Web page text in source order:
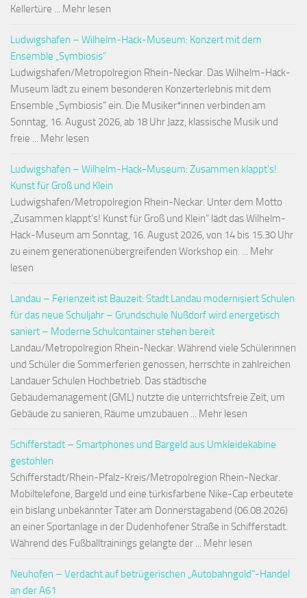
Kellertüre ... Mehr lesen
Ludwigshafen – Wilhelm-Hack-Museum: Konzert mit dem
Ensemble „Symbiosis“
Ludwigshafen/Metropolregion Rhein-Neckar. Das Wilhelm-Hack-
Museum lädt zu einem besonderen Konzerterlebnis mit dem
Ensemble „Symbiosis“ ein. Die Musiker*innen verbinden am
Sonntag, 16. August 2026, ab 18 Uhr Jazz, klassische Musik und
freie ... Mehr lesen
Ludwigshafen – Wilhelm-Hack-Museum: Zusammen klappt’s!
Kunst für Groß und Klein
Ludwigshafen/Metropolregion Rhein-Neckar. Unter dem Motto
„Zusammen klappt’s! Kunst für Groß und Klein“ lädt das Wilhelm-
Hack-Museum am Sonntag, 16. August 2026, von 14 bis 15.30 Uhr
zu einem generationenübergreifenden Workshop ein. ... Mehr
lesen
Landau – Ferienzeit ist Bauzeit: Stadt Landau modernisiert Schulen
für das neue Schuljahr – Grundschule Nußdorf wird energetisch
saniert – Moderne Schulcontainer stehen bereit
Landau/Metropolregion Rhein-Neckar. Während viele Schülerinnen
und Schüler die Sommerferien genossen, herrschte in zahlreichen
Landauer Schulen Hochbetrieb. Das städtische
Gebäudemanagement (GML) nutzte die unterrichtsfreie Zeit, um
Gebäude zu sanieren, Räume umzubauen ... Mehr lesen
Schifferstadt – Smartphones und Bargeld aus Umkleidekabine
gestohlen
Schifferstadt/Rhein-Pfalz-Kreis/Metropolregion Rhein-Neckar.
Mobiltelefone, Bargeld und eine türkisfarbene Nike-Cap erbeutete
ein bislang unbekannter Täter am Donnerstagabend (06.08.2026)
an einer Sportanlage in der Dudenhofener Straße in Schifferstadt.
Während des Fußballtrainings gelangte der ... Mehr lesen
Neuhofen – Verdacht auf betrügerischen „Autobahngold“-Handel
an der A61